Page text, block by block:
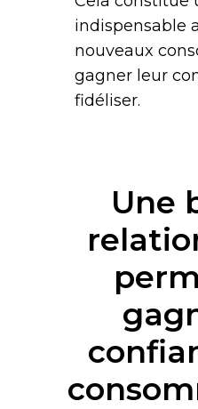
indispensable
nouveaux
gagner leur
fidéliser.
Une